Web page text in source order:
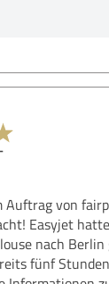
von
Easyjet
nach
fünf